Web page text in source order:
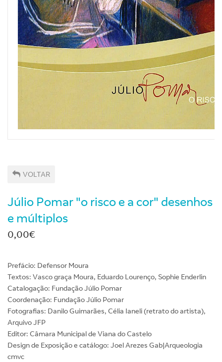
VOLTAR
Júlio Pomar "o risco e a cor" desenhos
e múltiplos
0,00€
Prefácio: Defensor Moura
Textos: Vasco graça Moura, Eduardo Lourenço, Sophie Enderlin
Catalogação: Fundação Júlio Pomar
Coordenação: Fundação Júlio Pomar
Fotografias: Danilo Guimarães, Célia Ianeli (retrato do artista),
Arquivo JFP
Editor: Câmara Municipal de Viana do Castelo
Design de Exposição e catálogo: Joel Arezes Gab|Arqueologia
cmvc